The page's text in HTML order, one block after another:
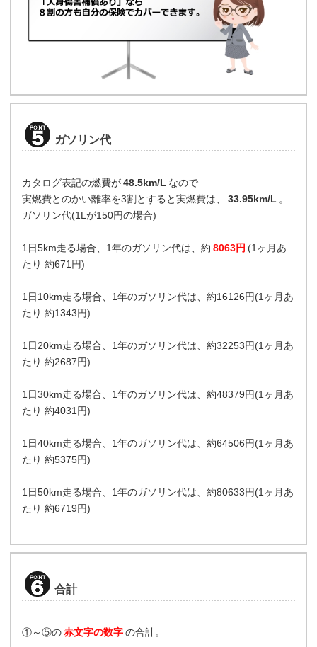
ガソリン代
カタログ表記の燃費が48.5km/L なので
実燃費とのかい離率を3割とすると実燃費は、
33.95km/L 。
ガソリン代(1Lが150円の場合)
1日5km走る場合、1年のガソリン代は、約 8063円 (1ヶ月あ
たり 約671円)
1日10km走る場合、1年のガソリン代は、約16126円(1ヶ月あ
たり 約1343円)
1日20km走る場合、1年のガソリン代は、約32253円(1ヶ月あ
たり 約2687円)
1日30km走る場合、1年のガソリン代は、約48379円(1ヶ月あ
たり 約4031円)
1日40km走る場合、1年のガソリン代は、約64506円(1ヶ月あ
たり 約5375円)
1日50km走る場合、1年のガソリン代は、約80633円(1ヶ月あ
たり 約6719円)
合計
①～⑤の赤文字の数字の合計。